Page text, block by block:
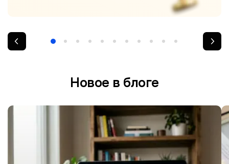
Новое в блоге